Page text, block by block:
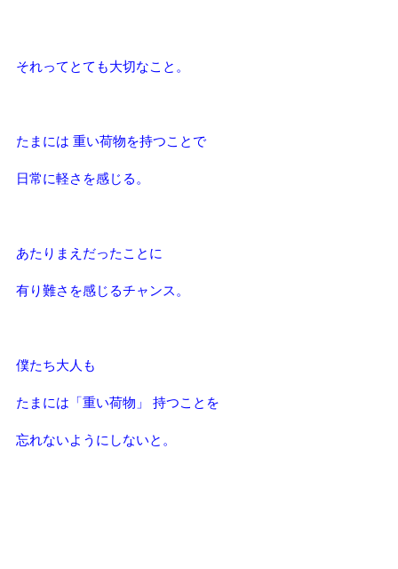
それってとても大切なこと。
たまには 重い荷物を持つことで
日常に軽さを感じる。
あたりまえだったことに
有り難さを感じるチャンス。
僕たち大人も
たまには「重い荷物」 持つことを
忘れないようにしないと。